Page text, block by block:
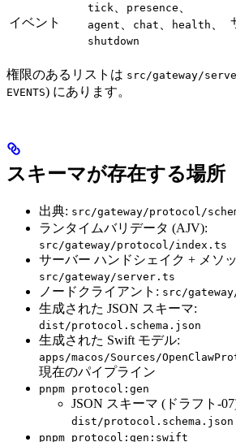
イベント
tick presence
agent chat health
shutdown
権限のあるリストは src/gateway/
EVENTS) にあります。
スキーマが存在する場所
出典: src/gateway/protocol/
ランタイムバリデータ (AJV):
src/gateway/protocol/index.ts
サーバー ハンドシェイク + メソ
src/gateway/server.ts
ノードクライアント: src/
生成された JSON スキーマ:
dist/protocol.schema.json
生成された Swift モデル:
apps/macos/Sources/
現在のパイプライン
pnpm protocol:gen
JSON スキーマ (ドラフト
dist/protocol.schema.json
pnpm protocol:gen:swift